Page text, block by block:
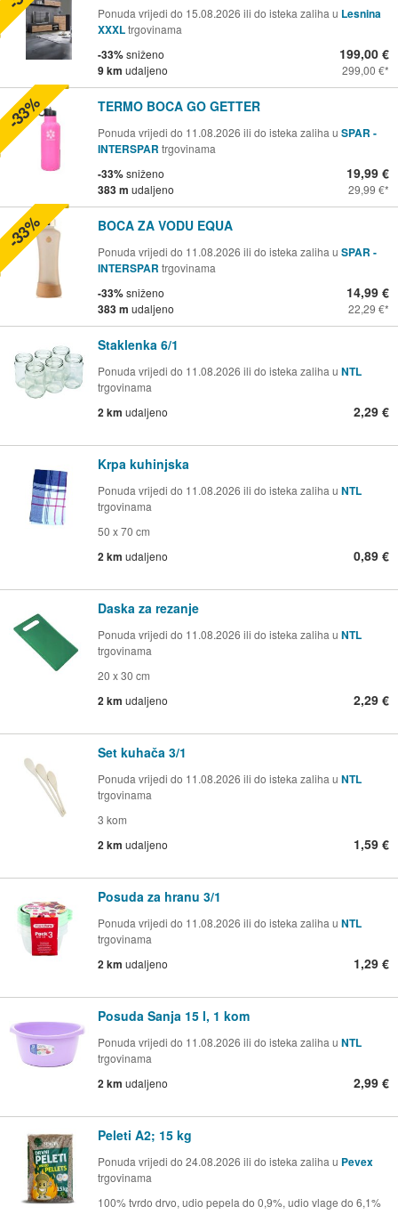
Ponuda vrijedi do 15.08.2026 ili do isteka zaliha u Lesnina
XXXLtrgovinama
-33%sniženo
9 km udaljeno
199,00 €
299,00 €
TERMO BOCA GO GETTER
Ponuda vrijedi do 11.08.2026 ili do isteka zaliha u SPAR -
INTERSPAR trgovinama
-33%sniženo
383 m udaljeno
19,99 €
29,99 €
-33%
BOCA ZA VODU EQUA
Ponuda vrijedi do 11.08.2026 ili do isteka zaliha u SPAR -
INTERSPAR trgovinama
-33%sniženo
383 m udaljeno
14,99 €
22,29 €
-33%
Staklenka 6/1
Ponuda vrijedi do 11.08.2026 ili do isteka zaliha u NTL
trgovinama
2 km udaljeno 2,29 €
Krpa kuhinjska
Ponuda vrijedi do 11.08.2026 ili do isteka zaliha u NTL
trgovinama
50 x 70 cm
2 km udaljeno 0,89 €
Daska za rezanje
Ponuda vrijedi do 11.08.2026 ili do isteka zaliha u NTL
trgovinama
20 x 30 cm
2 km udaljeno 2,29 €
Set kuhača 3/1
Ponuda vrijedi do 11.08.2026 ili do isteka zaliha u NTL
trgovinama
3 kom
2 km udaljeno 1,59 €
Posuda za hranu 3/1
Ponuda vrijedi do 11.08.2026 ili do isteka zaliha u NTL
trgovinama
2 km udaljeno 1,29 €
Posuda Sanja 15 l, 1 kom
Ponuda vrijedi do 11.08.2026 ili do isteka zaliha u NTL
trgovinama
2 km udaljeno 2,99 €
Peleti A2; 15 kg
Ponuda vrijedi do 24.08.2026 ili do isteka zaliha u Pevex
trgovinama
100% tvrdo drvo, udio pepela do 0,9%, udio vlage do 6,1%